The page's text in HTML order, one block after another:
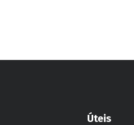
Úteis